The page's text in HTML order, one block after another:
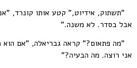
"תשתוק, אידיוט," קטע אותו קונרד,
אבל בסדר. לא משנה."
"מה פתאום?" קראה גבריאלה, "אם הוא
אני רוצה. מה הבעיה?"